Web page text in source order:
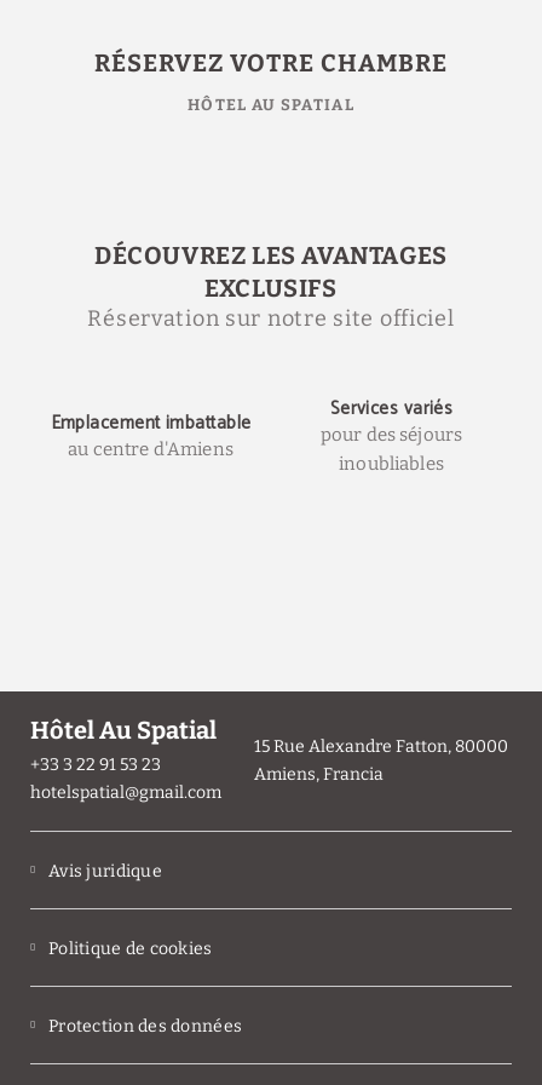
RÉSERVEZ VOTRE CHAMBRE
HÔTEL AU SPATIAL
DÉCOUVREZ LES AVANTAGES
EXCLUSIFS
Réservation sur notre site officiel
Emplacement imbattable
au centre d'Amiens
Services variés
pour des séjours
inoubliables
Hôtel Au Spatial
+33 3 22 91 53 23
hotelspatial@gmail.com
15 Rue Alexandre Fatton, 80000
Amiens, Francia
Avis juridique
Politique de cookies
Protection des données